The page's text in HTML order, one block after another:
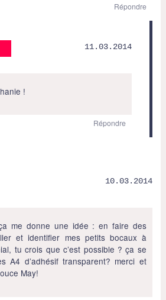
Répondre
11.03.2014
!
Répondre
10.03.2014
me donne une idée : en faire des
et identifier mes petits bocaux à
tu crois que c’est possible ? ça se
A4 d’adhésif transparent? merci et
May!